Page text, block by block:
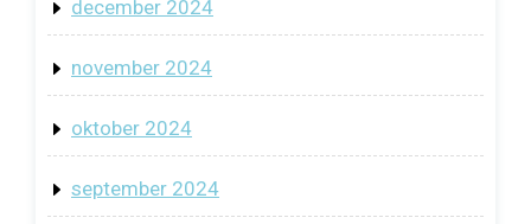
december 2024
november 2024
oktober 2024
september 2024